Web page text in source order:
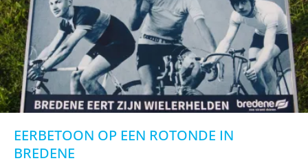
EERBETOON OP EEN ROTONDE IN
BREDENE